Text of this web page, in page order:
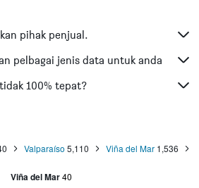
pihak penjual.
pelbagai jenis data untuk anda
100% tepat?
Valparaíso 5,110 Viña del Mar 1,536
Viña del Mar 40